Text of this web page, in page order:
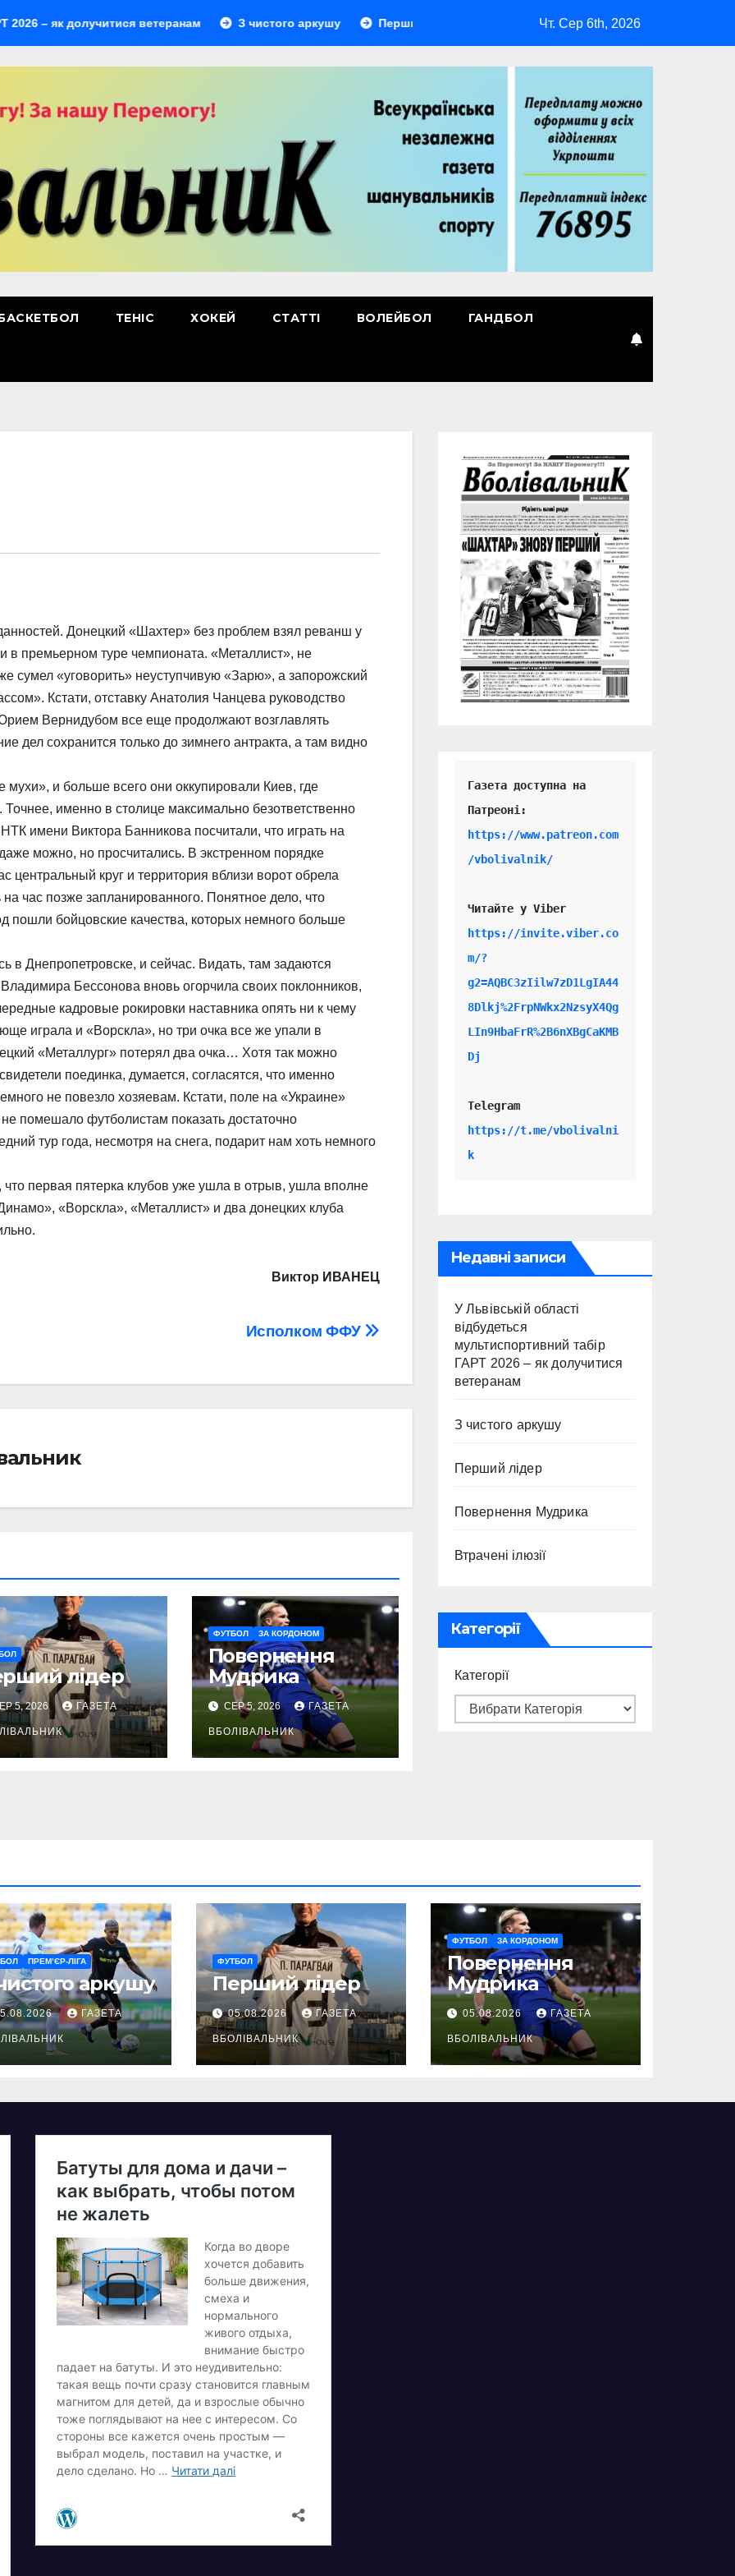
долучитися ветеранам З чистого аркушу Перший лідер Повернення Мудрика Втрачені ілюзії
Чт. Сер 6th, 2026
ТЕНІС ХОКЕЙ СТАТТІ ВОЛЕЙБОЛ ГАНДБОЛ
Донецкий «Шахтер» без проблем взял реванш у
в премьерном туре чемпионата. «Металлист», не
сумел «уговорить» неуступчивую «Зарю», а запорожский
Кстати, отставку Анатолия Чанцева руководство
Вернидубом все еще продолжают возглавлять
дел сохранится только до зимнего антракта, а там видно
мухи», и больше всего они оккупировали Киев, где
именно в столице максимально безответственно
имени Виктора Банникова посчитали, что играть на
можно, но просчитались. В экстренном порядке
центральный круг и территория вблизи ворот обрела
час позже запланированного. Понятное дело, что
пошли бойцовские качества, которых немного больше
в Днепропетровске, и сейчас. Видать, там задаются
Бессонова вновь огорчила своих поклонников,
кадровые рокировки наставника опять ни к чему
играла и «Ворскла», но три очка все же упали в
«Металлург» потерял два очка… Хотя так можно
поединка, думается, согласятся, что именно
не повезло хозяевам. Кстати, поле на «Украине»
помешало футболистам показать достаточно
тур года, несмотря на снега, подарит нам хоть немного
что первая пятерка клубов уже ушла в отрыв, ушла вполне
«Ворскла», «Металлист» и два донецких клуба
Виктор ИВАНЕЦ
Исполком ФФУ
лідер
5, 2026 ГАЗЕТА
ФУТБОЛ ЗА КОРДОНОМ
Повернення
Мудрика
СЕР 5, 2026 ГАЗЕТА
ВБОЛІВАЛЬНИК
Газета доступна на
https://www.patreon.com
/vbolivalnik/
Читайте у Viber
https://invite.viber.co
m/?
g2=AQBC3zIilw7zD1LgIA44
8Dlkj%2FrpNWkx2NzsyX4Qg
LIn9HbaFrR%2B6nXBgCaKMB
Dj
Telegram
https://t.me/vbolivalni
k
Недавні записи
У Львівській області
відбудеться
мультиспортивний табір
ГАРТ 2026 – як долучитися
ветеранам
З чистого аркушу
Перший лідер
Повернення Мудрика
Втрачені ілюзії
Категорії
Категорії
ПРЕМ’ЄР-ЛІГА
аркушу
ГАЗЕТА
ФУТБОЛ
Перший лідер
05.08.2026 ГАЗЕТА
ВБОЛІВАЛЬНИК
ФУТБОЛ ЗА КОРДОНОМ
Повернення
Мудрика
05.08.2026 ГАЗЕТА
ВБОЛІВАЛЬНИК